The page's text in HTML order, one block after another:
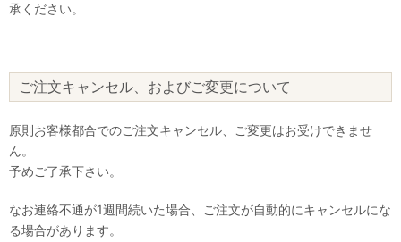
承ください。
ご注文キャンセル、およびご変更について
原則お客様都合でのご注文キャンセル、ご変更はお受けできませ
ん。
予めご了承下さい。
なお連絡不通が1週間続いた場合、ご注文が自動的にキャンセルにな
る場合があります。